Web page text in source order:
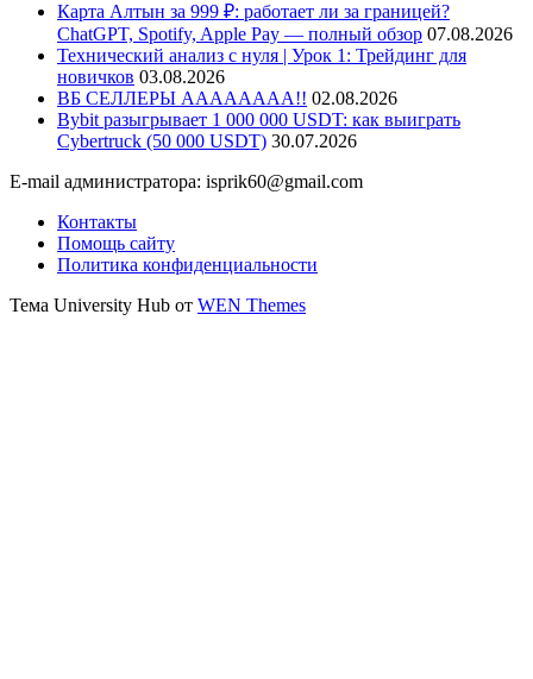
Карта Алтын за 999 ₽: работает ли за границей?
ChatGPT, Spotify, Apple Pay — полный обзор 07.08.2026
Технический анализ с нуля | Урок 1: Трейдинг для
новичков 03.08.2026
ВБ СЕЛЛЕРЫ АААААААА!! 02.08.2026
Bybit разыгрывает 1 000 000 USDT: как выиграть
Cybertruck (50 000 USDT) 30.07.2026
E-mail администратора: isprik60@gmail.com
Контакты
Помощь сайту
Политика конфиденциальности
Тема University Hub от WEN Themes